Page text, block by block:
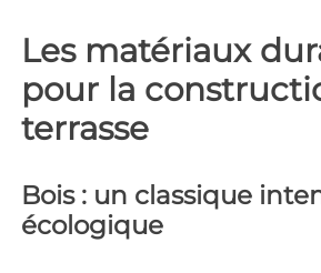
Les matériaux
pour la
terrasse
Bois : un classique
écologique